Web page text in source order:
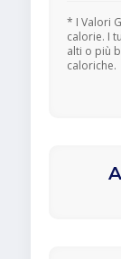
* I Valori
calorie. I
alti o più
caloriche.